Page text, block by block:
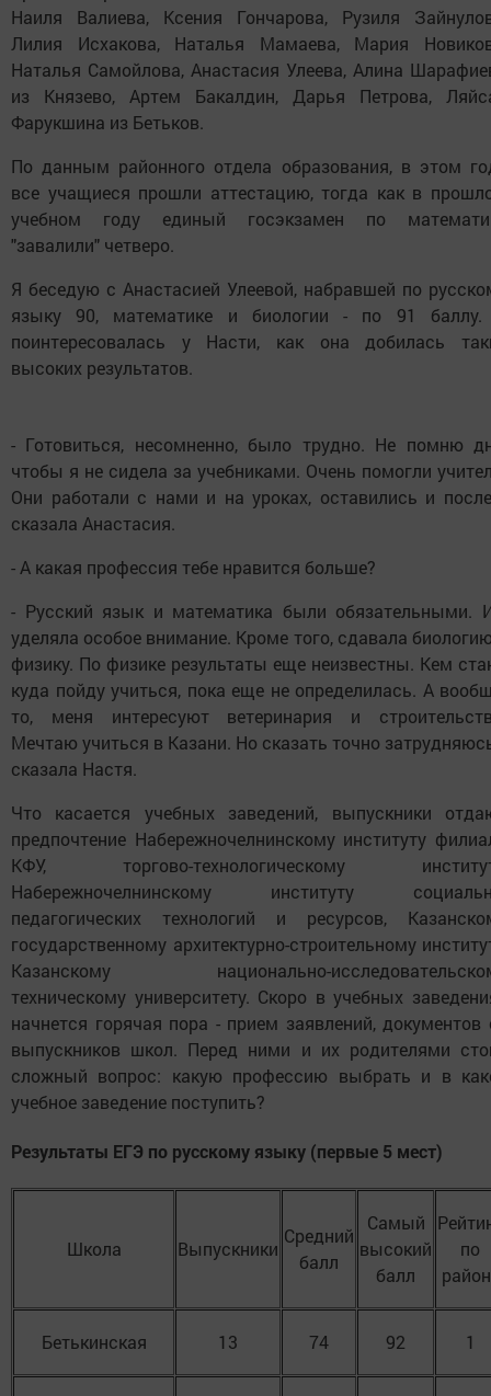
Наиля Валиева, Ксения Гончарова, Рузиля
Лилия Исхакова, Наталья Мамаева, Мария
Наталья Самойлова, Анастасия Улеева, Алина
из Князево, Артем Бакалдин, Дарья Петрова,
Фарукшина из Бетьков.
По данным районного отдела образования, в этом
все учащиеся прошли аттестацию, тогда как в
учебном году единый госэкзамен по
"завалили" четверо.
Я беседую с Анастасией Улеевой, набравшей по
языку 90, математике и биологии - по 91
поинтересовалась у Насти, как она добилась
высоких результатов.
- Готовиться, несомненно, было трудно. Не помню
чтобы я не сидела за учебниками. Очень помогли
Они работали с нами и на уроках, оставились и
сказала Анастасия.
- А какая профессия тебе нравится больше?
- Русский язык и математика были обязательными.
уделяла особое внимание. Кроме того, сдавала
физику. По физике результаты еще неизвестны. Кем
куда пойду учиться, пока еще не определилась. А
то, меня интересуют ветеринария и
Мечтаю учиться в Казани. Но сказать точно
сказала Настя.
Что касается учебных заведений, выпускники
предпочтение Набережночелнинскому институту
КФУ, торгово-технологическому
Набережночелнинскому институту
педагогических технологий и ресурсов,
государственному архитектурно-строительному
Казанскому национально-
техническому университету. Скоро в учебных
начнется горячая пора - прием заявлений, документов
выпускников школ. Перед ними и их родителями
сложный вопрос: какую профессию выбрать и в
учебное заведение поступить?
Результаты ЕГЭ по русскому языку (первые 5 мест)
Школа Выпускники
Средний
балл
Самый
высокий
балл
по
Бетькинская 13 74 92 1